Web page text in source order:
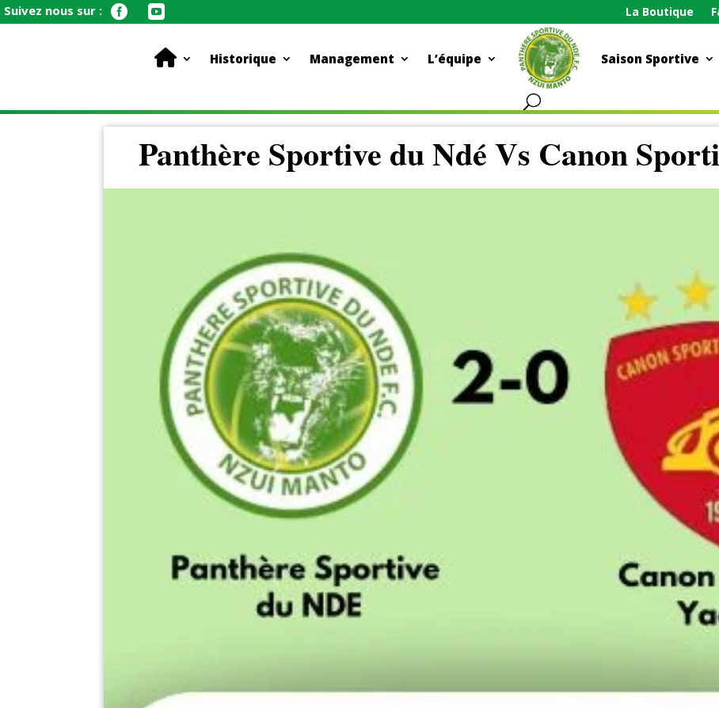
Suivez nous sur :   La Boutique
Historique Management L’équipe Saison Sportive
Panthère Sportive du Ndé Vs Canon